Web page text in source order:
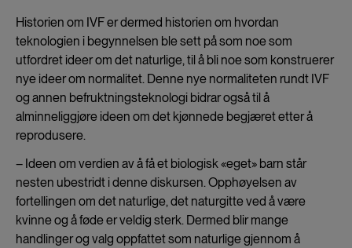
Historien om IVF er dermed historien om hvordan
teknologien i begynnelsen ble sett på som noe som
utfordret ideer om det naturlige, til å bli noe som konstruerer
nye ideer om normalitet. Denne nye normaliteten rundt IVF
og annen befruktningsteknologi bidrar også til å
alminneliggjøre ideen om det kjønnede begjæret etter å
reprodusere.
– Ideen om verdien av å få et biologisk «eget» barn står
nesten ubestridt i denne diskursen. Opphøyelsen av
fortellingen om det naturlige, det naturgitte ved å være
kvinne og å føde er veldig sterk. Dermed blir mange
handlinger og valg oppfattet som naturlige gjennom å